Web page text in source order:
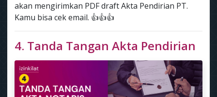
akan mengirimkan PDF draft Akta Pendirian PT.
Kamu bisa cek email. 👍👍👍
4. Tanda Tangan Akta Pendirian